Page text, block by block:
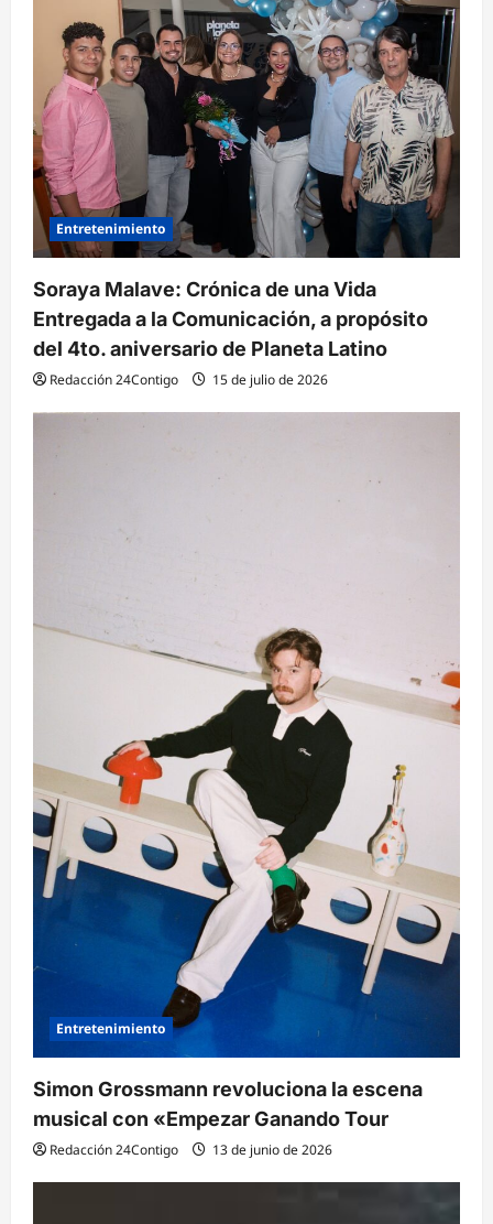
r
a
d
a
Entretenimiento
Soraya Malave: Crónica de una Vida
Entregada a la Comunicación, a propósito
del 4to. aniversario de Planeta Latino
Redacción 24Contigo 15 de julio de 2026
Entretenimiento
Simon Grossmann revoluciona la escena
musical con «Empezar Ganando Tour
Redacción 24Contigo 13 de junio de 2026